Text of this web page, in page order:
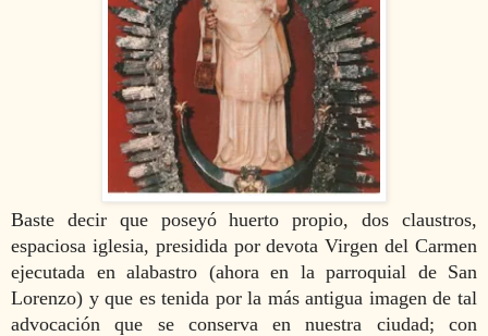
Baste decir que poseyó huerto propio, dos claustros,
espaciosa iglesia, presidida por devota Virgen del Carmen
ejecutada en alabastro (ahora en la parroquial de San
Lorenzo) y que es tenida por la más antigua imagen de tal
advocación que se conserva en nuestra ciudad; con